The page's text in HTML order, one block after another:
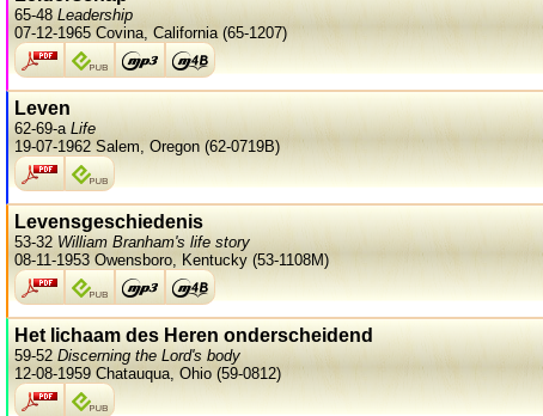
65-48 Leadership
07-12-1965 Covina, California (65-1207)
Leven
62-69-a Life
19-07-1962 Salem, Oregon (62-0719B)
Levensgeschiedenis
53-32 William Branham's life story
08-11-1953 Owensboro, Kentucky (53-1108M)
Het lichaam des Heren onderscheidend
59-52 Discerning the Lord's body
12-08-1959 Chatauqua, Ohio (59-0812)